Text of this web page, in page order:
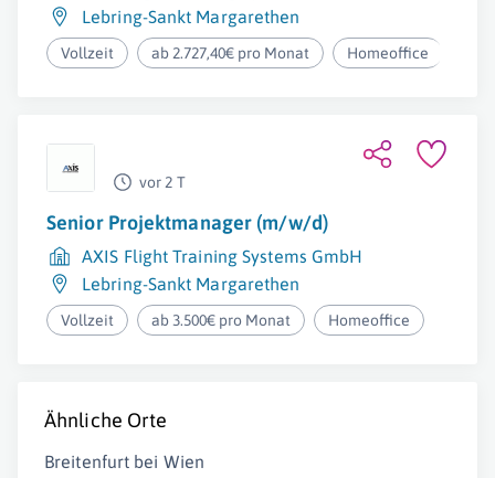
Lebring-Sankt Margarethen
Vollzeit ab 2.727,40€ pro Monat Homeoffice
vor 2 T
Senior Projektmanager (m/w/d)
AXIS Flight Training Systems GmbH
Lebring-Sankt Margarethen
Vollzeit ab 3.500€ pro Monat Homeoffice
Ähnliche Orte
Breitenfurt bei Wien